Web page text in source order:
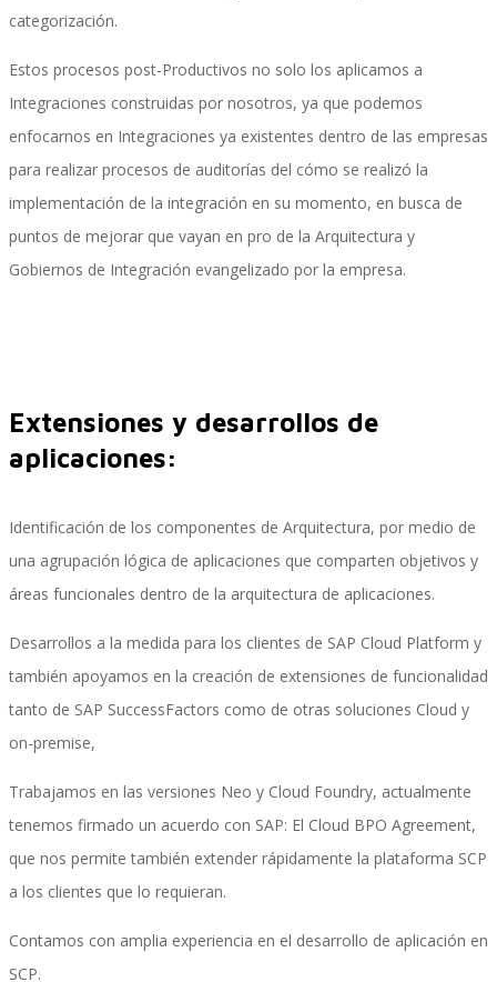
SAP SuccessFactors Training Education
Express Packages
Soporte SuccessFactors
SAP Time and Attendance
SAP Travel OnDemand
Cloud Conveyer
Gestión de Capital Humano SAP
categorización.
Estos procesos post-Productivos no solo los aplicamos a
Integraciones construidas por nosotros, ya que podemos
enfocarnos en Integraciones ya existentes dentro de las empresas
para realizar procesos de auditorías del cómo se realizó la
implementación de la integración en su momento, en busca de
puntos de mejorar que vayan en pro de la Arquitectura y
Gobiernos de Integración evangelizado por la empresa.
Extensiones y desarrollos de
aplicaciones:
Identificación de los componentes de Arquitectura, por medio de
una agrupación lógica de aplicaciones que comparten objetivos y
áreas funcionales dentro de la arquitectura de aplicaciones.
Desarrollos a la medida para los clientes de SAP Cloud Platform y
también apoyamos en la creación de extensiones de funcionalidad
tanto de SAP SuccessFactors como de otras soluciones Cloud y
on-premise,
Trabajamos en las versiones Neo y Cloud Foundry, actualmente
tenemos firmado un acuerdo con SAP: El Cloud BPO Agreement,
que nos permite también extender rápidamente la plataforma SCP
a los clientes que lo requieran.
Contamos con amplia experiencia en el desarrollo de aplicación en
SCP.